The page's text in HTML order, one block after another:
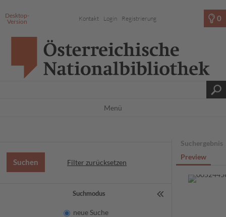
Desktop-
Version
Kontakt Login Registrierung 0
Menü
Filter zurücksetzen
Suchmodus
neue Suche
Suchergebnis
Preview